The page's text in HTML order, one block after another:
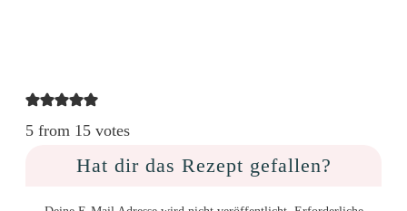
5 from 15 votes
Hat dir das Rezept gefallen?